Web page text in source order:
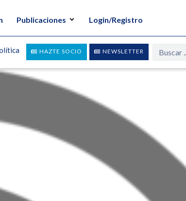
Publicaciones Login/Registro
NEWSLETTER
HAZTE SOCIO